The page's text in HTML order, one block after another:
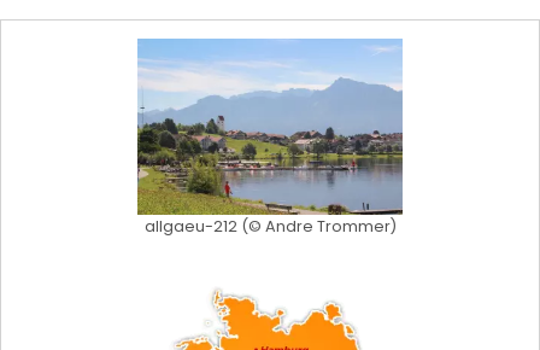
allgaeu-212 (© Andre Trommer)